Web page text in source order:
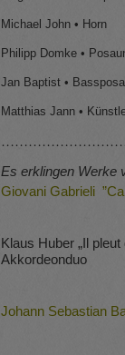
Michael John • Horn
Philipp Domke •
Jan Baptist •
Matthias Jann •
Es erklingen Werke
Giovani Gabrieli
Klaus Huber „Il
Akkordeonduo
Johann Sebastian